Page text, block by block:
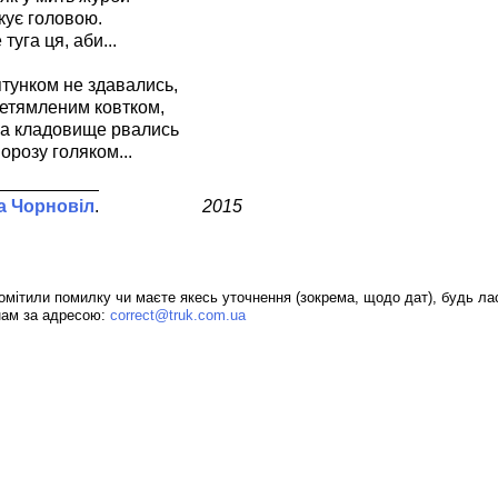
головою.
ця, аби...
не здавались,
ковтком,
кладовище рвались
голяком...
Чорновіл 2015
помилку чи маєте якесь уточнення (зокрема, щодо дат), будь
за адресою: correct@truk.com.ua